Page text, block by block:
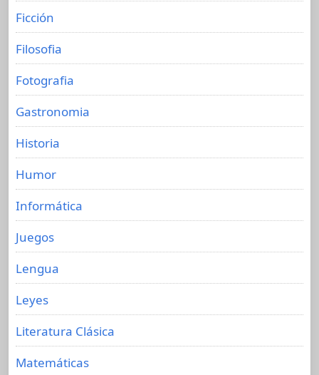
Ficción
Filosofia
Fotografia
Gastronomia
Historia
Humor
Informática
Juegos
Lengua
Leyes
Literatura Clásica
Matemáticas